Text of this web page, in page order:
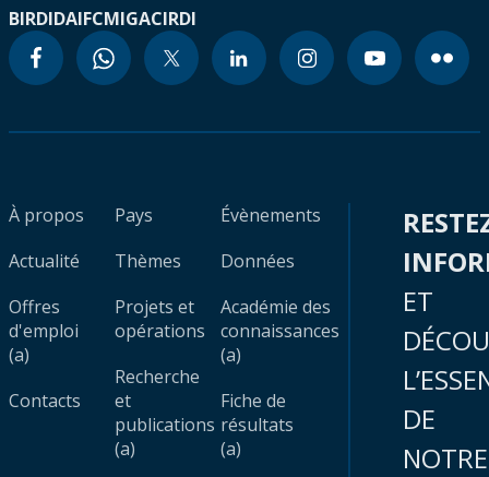
BIRDIDAIFCMIGACIRDI
À propos
Actualité
Offres
d'emploi
(a)
Contacts
Pays
Thèmes
Projets et
opérations
Recherche
et
publications
(a)
Évènements
Données
Académie des
connaissances
(a)
Fiche de
résultats
(a)
ET
DE
NOTRE